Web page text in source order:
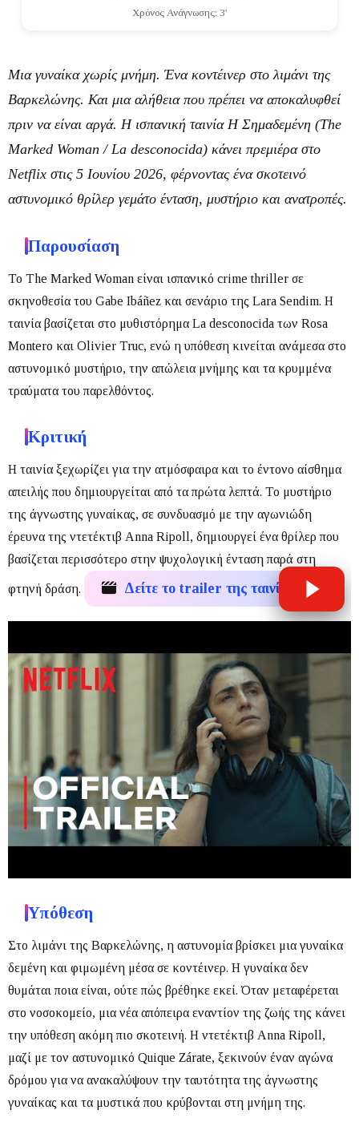
Χρόνος Ανάγνωσης: 3'
Μια γυναίκα χωρίς μνήμη. Ένα κοντέινερ στο λιμάνι της
Βαρκελώνης. Και μια αλήθεια που πρέπει να αποκαλυφθεί
πριν να είναι αργά. Η ισπανική ταινία Η Σημαδεμένη (The
Marked Woman / La desconocida) κάνει πρεμιέρα στο
Netflix στις 5 Ιουνίου 2026, φέρνοντας ένα σκοτεινό
αστυνομικό θρίλερ γεμάτο ένταση, μυστήριο και ανατροπές.
Παρουσίαση
Το The Marked Woman είναι ισπανικό crime thriller σε
σκηνοθεσία του Gabe Ibáñez και σενάριο της Lara Sendim. Η
ταινία βασίζεται στο μυθιστόρημα La desconocida των Rosa
Montero και Olivier Truc, ενώ η υπόθεση κινείται ανάμεσα στο
αστυνομικό μυστήριο, την απώλεια μνήμης και τα κρυμμένα
τραύματα του παρελθόντος.
Κριτική
Η ταινία ξεχωρίζει για την ατμόσφαιρα και το έντονο αίσθημα
απειλής που δημιουργείται από τα πρώτα λεπτά. Το μυστήριο
της άγνωστης γυναίκας, σε συνδυασμό με την αγωνιώδη
έρευνα της ντετέκτιβ Anna Ripoll, δημιουργεί ένα θρίλερ που
βασίζεται περισσότερο στην ψυχολογική ένταση παρά στη
φτηνή δράση. Δείτε το trailer της ταινίας
Υπόθεση
Στο λιμάνι της Βαρκελώνης, η αστυνομία βρίσκει μια γυναίκα
δεμένη και φιμωμένη μέσα σε κοντέινερ. Η γυναίκα δεν
θυμάται ποια είναι, ούτε πώς βρέθηκε εκεί. Όταν μεταφέρεται
στο νοσοκομείο, μια νέα απόπειρα εναντίον της ζωής της κάνει
την υπόθεση ακόμη πιο σκοτεινή. Η ντετέκτιβ Anna Ripoll,
μαζί με τον αστυνομικό Quique Zárate, ξεκινούν έναν αγώνα
δρόμου για να ανακαλύψουν την ταυτότητα της άγνωστης
γυναίκας και τα μυστικά που κρύβονται στη μνήμη της.